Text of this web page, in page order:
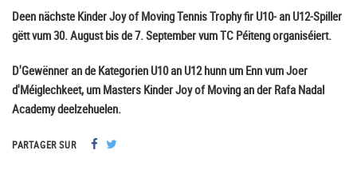
Deen nächste Kinder Joy of Moving Tennis Trophy fir U10- an U12-Spiller
gëtt vum 30. August bis de 7. September vum TC Péiteng organiséiert.
D'Gewënner an de Kategorien U10 an U12 hunn um Enn vum Joer
d'Méiglechkeet, um Masters Kinder Joy of Moving an der Rafa Nadal
Academy deelzehuelen.
PARTAGER SUR